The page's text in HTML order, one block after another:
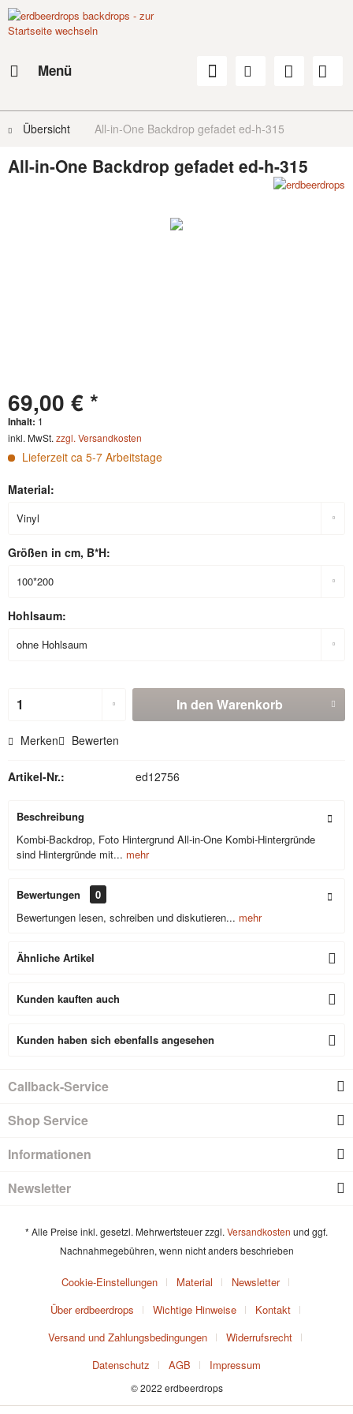
Menü
Übersicht All-in-One Backdrop gefadet ed-h-315
All-in-One Backdrop gefadet ed-h-315
69,00 € *
Inhalt: 1
inkl. MwSt. zzgl. Versandkosten
Lieferzeit ca 5-7 Arbeitstage
Material:
Größen in cm, B*H:
Hohlsaum:
In den Warenkorb
Merken Bewerten
Artikel-Nr.: ed12756
Beschreibung
Kombi-Backdrop, Foto Hintergrund All-in-One Kombi-Hintergründe
sind Hintergründe mit... mehr
Bewertungen
0
Bewertungen lesen, schreiben und diskutieren... mehr
Ähnliche Artikel
Kunden kauften auch
Kunden haben sich ebenfalls angesehen
Callback-Service
Shop Service
Informationen
Newsletter
* Alle Preise inkl. gesetzl. Mehrwertsteuer zzgl. Versandkosten und ggf.
Nachnahmegebühren, wenn nicht anders beschrieben
Cookie-Einstellungen Material
Newsletter
Über erdbeerdrops
Wichtige Hinweise
Kontakt
Versand und Zahlungsbedingungen
Widerrufsrecht
Datenschutz
AGB Impressum
© 2022 erdbeerdrops